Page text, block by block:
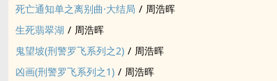
死亡通知单之离别曲·大结局 / 周浩晖
生死翡翠湖 / 周浩晖
鬼望坡(刑警罗飞系列之2) / 周浩晖
凶画(刑警罗飞系列之1) / 周浩晖